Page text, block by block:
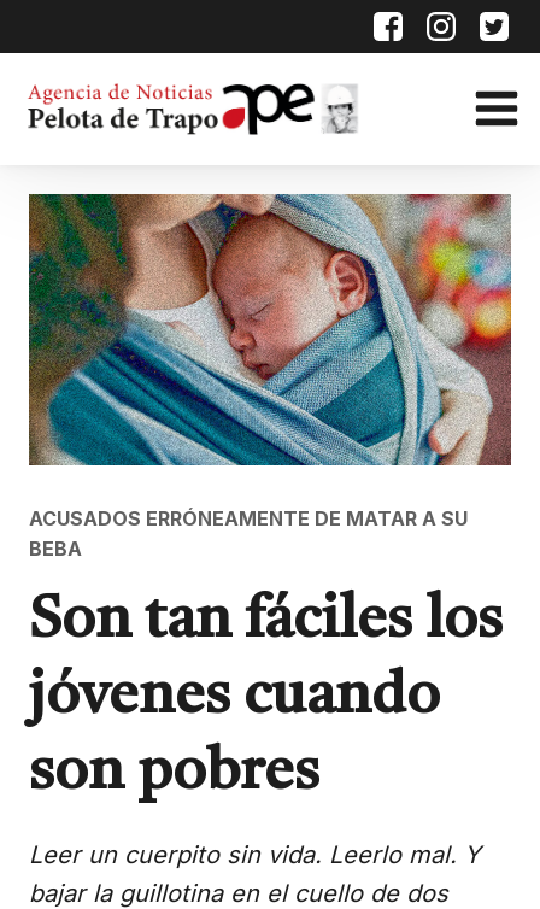
ACUSADOS ERRÓNEAMENTE DE MATAR A SU
BEBA
Son tan fáciles los
jóvenes cuando
son pobres
Leer un cuerpito sin vida. Leerlo mal. Y
bajar la guillotina en el cuello de dos